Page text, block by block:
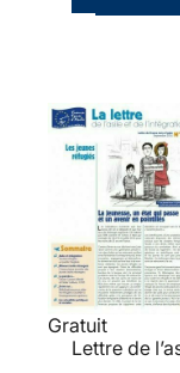
Gratuit
Lettre de